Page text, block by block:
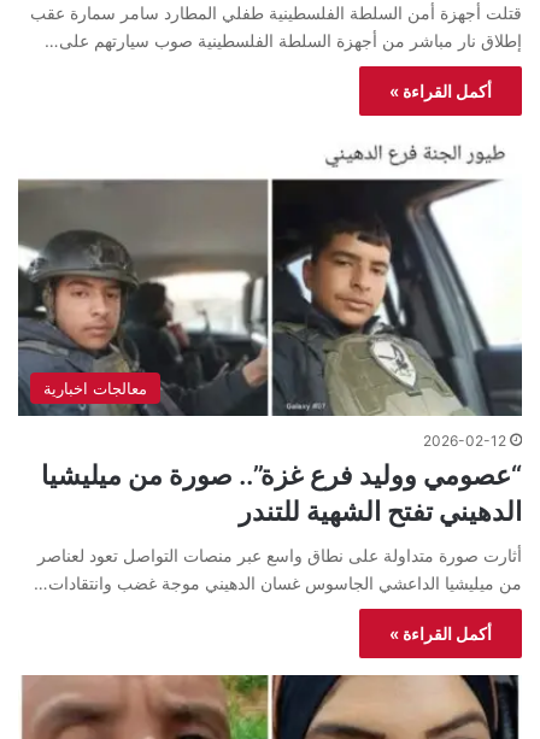
قتلت أجهزة أمن السلطة الفلسطينية طفلي المطارد سامر سمارة عقب
إطلاق نار مباشر من أجهزة السلطة الفلسطينية صوب سيارتهم على…
أكمل القراءة »
معالجات اخبارية
2026-02-12
“عصومي ووليد فرع غزة”.. صورة من ميليشيا
الدهيني تفتح الشهية للتندر
أثارت صورة متداولة على نطاق واسع عبر منصات التواصل تعود لعناصر
من ميليشيا الداعشي الجاسوس غسان الدهيني موجة غضب وانتقادات…
أكمل القراءة »